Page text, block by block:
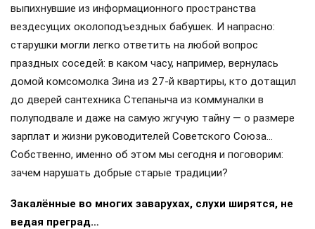
выпихнувшие из информационного пространства
вездесущих околоподъездных бабушек. И напрасно:
старушки могли легко ответить на любой вопрос
праздных соседей: в каком часу, например, вернулась
домой комсомолка Зина из 27-й квартиры, кто дотащил
до дверей сантехника Степаныча из коммуналки в
полуподвале и даже на самую жгучую тайну — о размере
зарплат и жизни руководителей Советского Союза…
Собственно, именно об этом мы сегодня и поговорим:
зачем нарушать добрые старые традиции?
Закалённые во многих заварухах, слухи ширятся, не
ведая преград…